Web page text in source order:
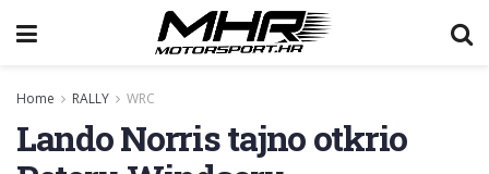
Home RALLY WRC
Lando Norris tajno otkrio